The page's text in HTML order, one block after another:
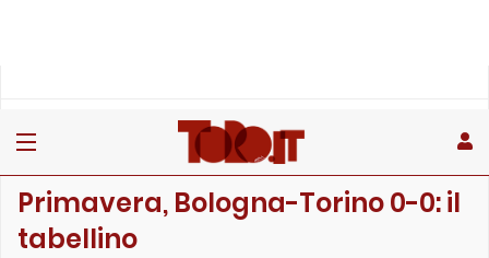
Primavera, Bologna-Torino 0-0: il
tabellino